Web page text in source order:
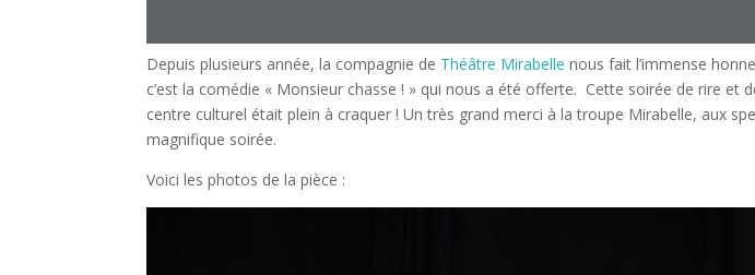
Depuis plusieurs année, la compagnie de Théâtre Mirabelle nous fait l’immense
c’est la comédie « Monsieur chasse ! » qui nous a été offerte. Cette soirée de rire et
centre culturel était plein à craquer ! Un très grand merci à la troupe Mirabelle, aux
magnifique soirée.
Voici les photos de la pièce :